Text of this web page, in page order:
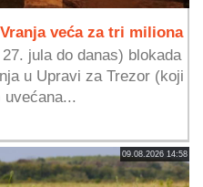
veća za tri miliona
jula do danas) blokada
u Upravi za Trezor (koji
09.08.2026 14:58